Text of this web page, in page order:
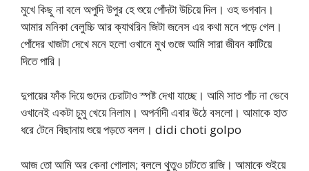
মুখে কিছু না বলে অপুদি উপুর হে শুয়ে পোঁদটা উচিয়ে দিল। ওহ ভগবান।
আমার মনিকা বেলুচ্চি আর ক্যাথরিন জিটা জনেস এর কথা মনে পড়ে গেল।
পোঁদের খাজটা দেখে মনে হলো ওখানে মুখ গুজে আমি সারা জীবন কাটিয়ে
দিতে পারি।
দুপায়ের ফাঁক দিয়ে গুদের চেরাটাও স্পষ্ট দেখা যাচ্ছে। আমি সাত পাঁচ না ভেবে
ওখানেই একটা চুমু খেয়ে নিলাম। অপর্নাদী এবার উঠে বসলো। আমাকে হাত
ধরে টেনে বিছানায় শুয়ে পড়তে বলল। didi choti golpo
আজ তো আমি অর কেনা গোলাম; বললে থুতুও চাটতে রাজি। আমাকে শুইয়ে